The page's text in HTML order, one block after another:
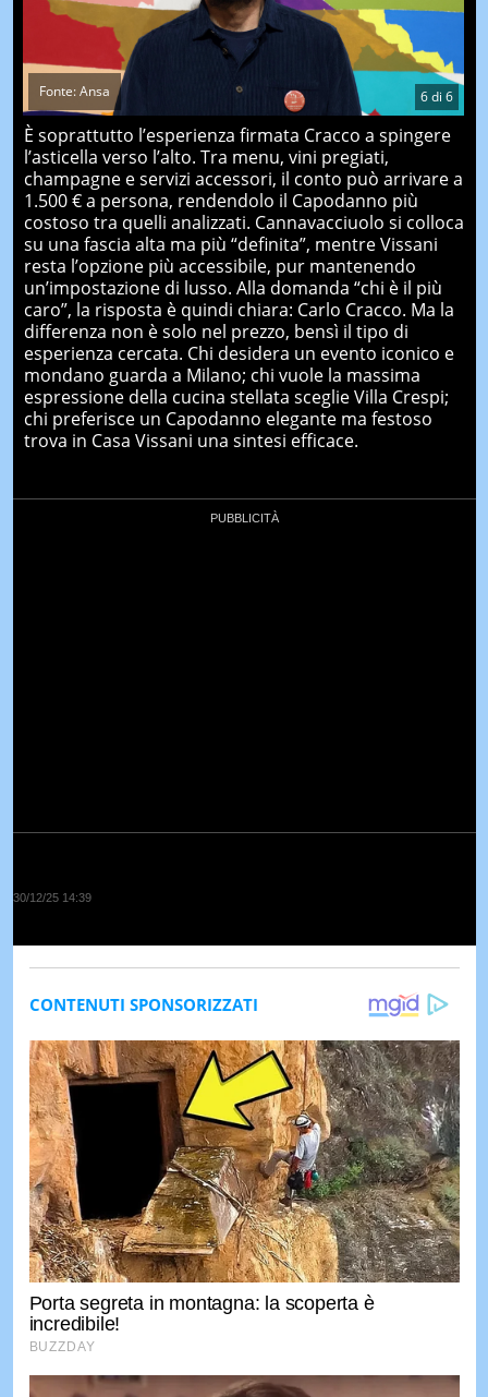
6di 6
Fonte: Ansa
È soprattutto l’esperienza firmata Cracco a spingere
l’asticella verso l’alto. Tra menu, vini pregiati,
champagne e servizi accessori, il conto può arrivare a
1.500 € a persona, rendendolo il Capodanno più
costoso tra quelli analizzati. Cannavacciuolo si colloca
su una fascia alta ma più “definita”, mentre Vissani
resta l’opzione più accessibile, pur mantenendo
un’impostazione di lusso. Alla domanda “chi è il più
caro”, la risposta è quindi chiara: Carlo Cracco. Ma la
differenza non è solo nel prezzo, bensì il tipo di
esperienza cercata. Chi desidera un evento iconico e
mondano guarda a Milano; chi vuole la massima
espressione della cucina stellata sceglie Villa Crespi;
chi preferisce un Capodanno elegante ma festoso
trova in Casa Vissani una sintesi efficace.
30/12/25 14:39